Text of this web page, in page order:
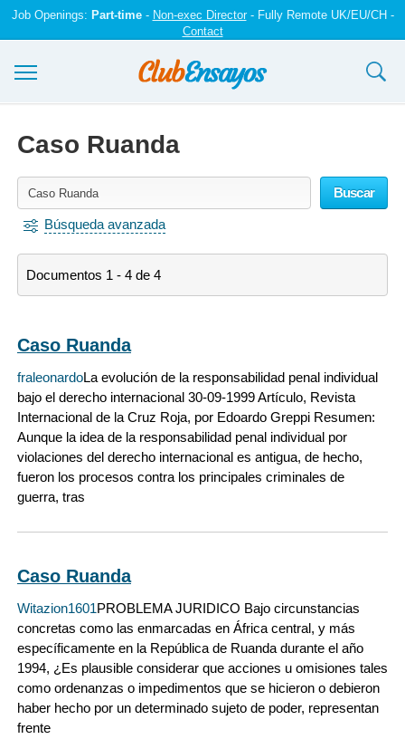
Job Openings: Part-time- Non-exec Director- Fully Remote UK/EU/CH -
Contact
Iniciar sesión
Caso Ruanda
Buscar
Búsqueda avanzada
Documentos 1 - 4 de 4
Caso Ruanda
fraleonardoLa evolución de la responsabilidad penal individual
bajo el derecho internacional 30-09-1999 Artículo, Revista
Internacional de la Cruz Roja, por Edoardo Greppi Resumen:
Aunque la idea de la responsabilidad penal individual por
violaciones del derecho internacional es antigua, de hecho,
fueron los procesos contra los principales criminales de
guerra, tras
Caso Ruanda
Witazion1601PROBLEMA JURIDICO Bajo circunstancias
concretas como las enmarcadas en África central, y más
específicamente en la República de Ruanda durante el año
1994, ¿Es plausible considerar que acciones u omisiones tales
como ordenanzas o impedimentos que se hicieron o debieron
haber hecho por un determinado sujeto de poder, representan
frente